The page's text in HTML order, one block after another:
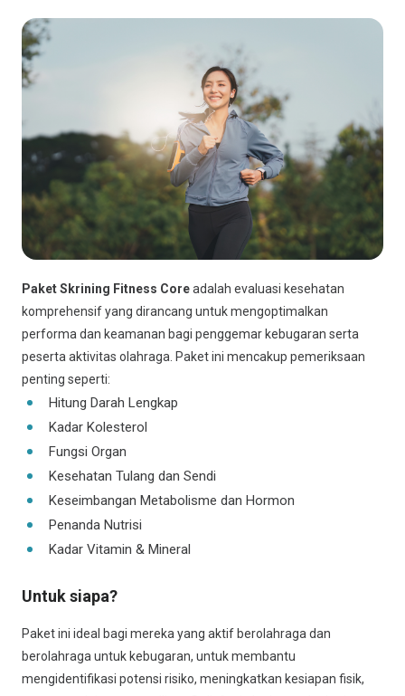
Paket Skrining Fitness Coreadalah evaluasi kesehatan
komprehensif yang dirancang untuk mengoptimalkan
performa dan keamanan bagi penggemar kebugaran serta
peserta aktivitas olahraga. Paket ini mencakup pemeriksaan
penting seperti:
Hitung Darah Lengkap
Kadar Kolesterol
Fungsi Organ
Kesehatan Tulang dan Sendi
Keseimbangan Metabolisme dan Hormon
Penanda Nutrisi
Kadar Vitamin & Mineral
Untuk siapa?
Paket ini ideal bagi mereka yang aktif berolahraga dan
berolahraga untuk kebugaran, untuk membantu
mengidentifikasi potensi risiko, meningkatkan kesiapan fisik,